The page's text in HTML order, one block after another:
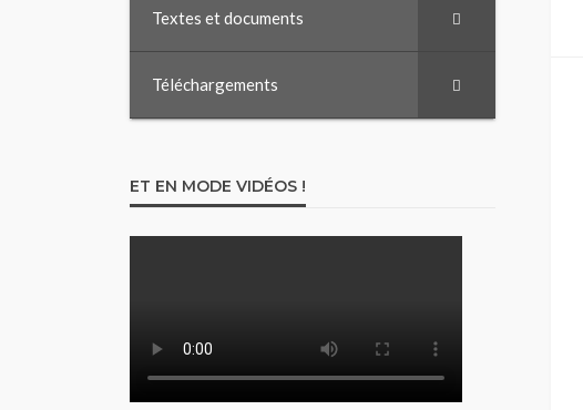
Textes et documents
Téléchargements
ET EN MODE VIDÉOS !